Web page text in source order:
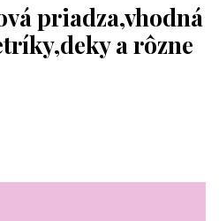
priadza,vhodná
a rôzne